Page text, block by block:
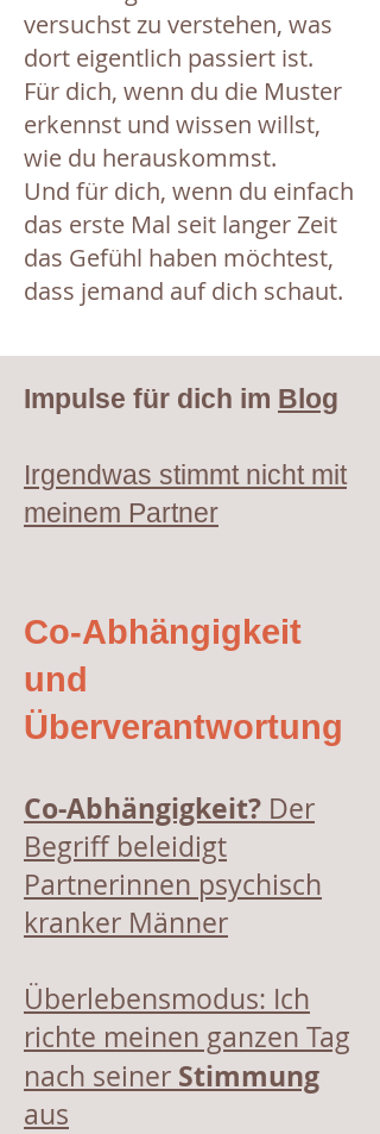
versuchst zu verstehen, was
dort eigentlich passiert ist.
Für dich, wenn du die Muster
erkennst und wissen willst,
wie du herauskommst.
Und für dich, wenn du einfach
das erste Mal seit langer Zeit
das Gefühl haben möchtest,
dass jemand auf dich schaut.
Impulse für dich im Blog
Irgendwas stimmt nicht mit
meinem Partner
Co-Abhängigkeit
und
Überverantwortung
Co-Abhängigkeit? Der
Begriff beleidigt
Partnerinnen psychisch
kranker Männer
Überlebensmodus: Ich
richte meinen ganzen Tag
nach seiner Stimmung
aus